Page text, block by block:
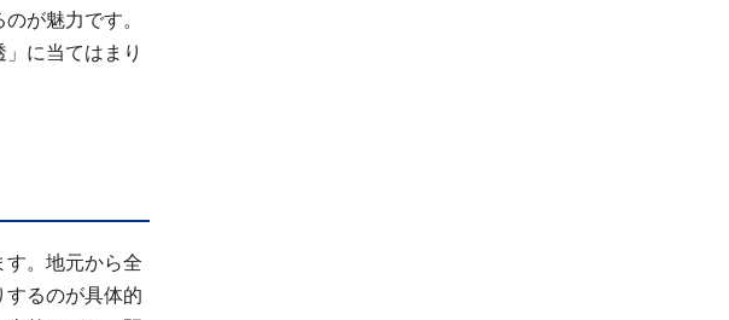
が魅力です。
に当てはまり
。地元から全
するのが具体的